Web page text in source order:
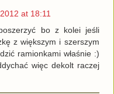
at 18:11
bo z kolei jeśli
z większym i szerszym
ramionkami właśnie :)
więc dekolt raczej